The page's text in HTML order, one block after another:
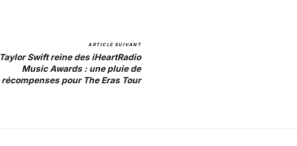
ARTICLE SUIVANT
Taylor Swift reine des iHeartRadio
Music Awards : une pluie de
récompenses pour The Eras Tour